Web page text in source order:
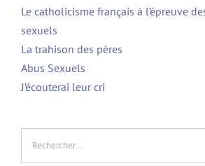
Le catholicisme français à l’épreuve
sexuels
La trahison des pères
Abus Sexuels
J’écouterai leur cri